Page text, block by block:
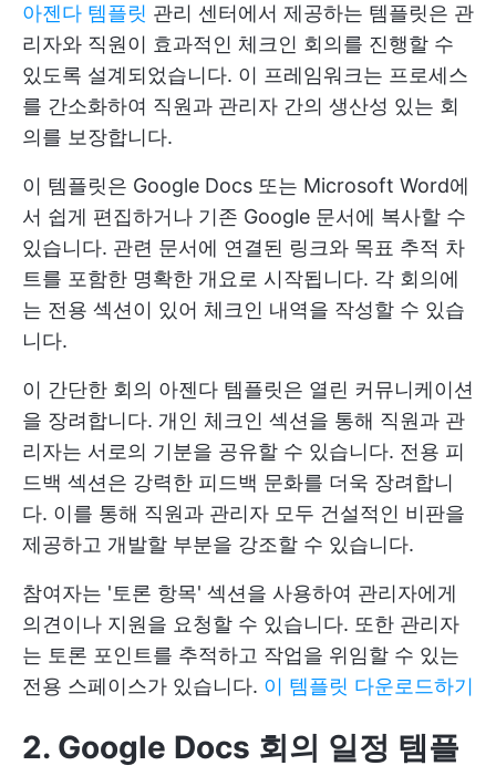
아젠다 템플릿 관리 센터에서 제공하는 템플릿은 관
리자와 직원이 효과적인 체크인 회의를 진행할 수
있도록 설계되었습니다. 이 프레임워크는 프로세스
를 간소화하여 직원과 관리자 간의 생산성 있는 회
의를 보장합니다.
이 템플릿은 Google Docs 또는 Microsoft Word에
서 쉽게 편집하거나 기존 Google 문서에 복사할 수
있습니다. 관련 문서에 연결된 링크와 목표 추적 차
트를 포함한 명확한 개요로 시작됩니다. 각 회의에
는 전용 섹션이 있어 체크인 내역을 작성할 수 있습
니다.
이 간단한 회의 아젠다 템플릿은 열린 커뮤니케이션
을 장려합니다. 개인 체크인 섹션을 통해 직원과 관
리자는 서로의 기분을 공유할 수 있습니다. 전용 피
드백 섹션은 강력한 피드백 문화를 더욱 장려합니
다. 이를 통해 직원과 관리자 모두 건설적인 비판을
제공하고 개발할 부분을 강조할 수 있습니다.
참여자는 '토론 항목' 섹션을 사용하여 관리자에게
의견이나 지원을 요청할 수 있습니다. 또한 관리자
는 토론 포인트를 추적하고 작업을 위임할 수 있는
전용 스페이스가 있습니다. 이 템플릿 다운로드하기
2. Google Docs 회의 일정 템플